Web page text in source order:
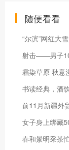
随便看看
“尔滨”网红大
射击——男子
霜染草原 秋意
书读经典，酒
前11月新疆外
女子身上绑藏
春和景明采茶